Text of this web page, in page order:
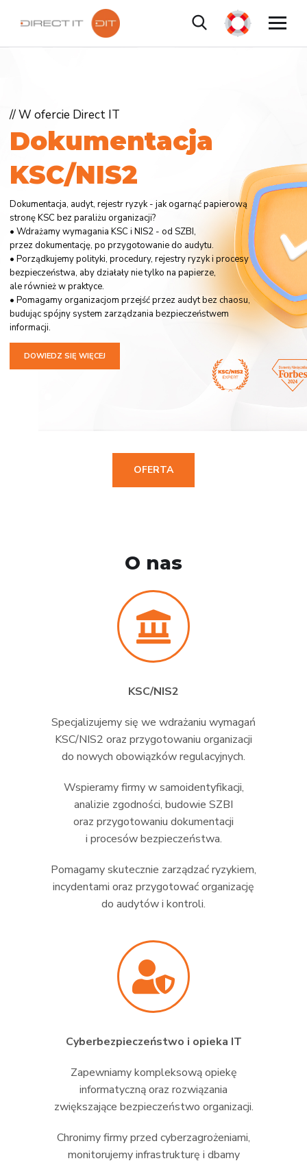
Dokumentacja
KSC/NIS2
Dokumentacja, audyt, rejestr ryzyk - jak ogarnąć papierową
stronę KSC bez paraliżu organizacji?
• Wdrażamy wymagania KSC i NIS2 - od SZBI,
przez dokumentację, po przygotowanie do audytu.
• Porządkujemy polityki, procedury, rejestry ryzyk i procesy
bezpieczeństwa, aby działały nie tylko na papierze,
ale również w praktyce.
• Pomagamy organizacjom przejść przez audyt bez chaosu,
budując spójny system zarządzania bezpieczeństwem
informacji.
// W ofercie Direct IT
DOWIEDZ SIĘ WIĘCEJ
OFERTA
O nas
KSC/NIS2
Specjalizujemy się we wdrażaniu wymagań
KSC/NIS2 oraz przygotowaniu organizacji
do nowych obowiązków regulacyjnych.
Wspieramy firmy w samoidentyfikacji,
analizie zgodności, budowie SZBI
oraz przygotowaniu dokumentacji
i procesów bezpieczeństwa.
Pomagamy skutecznie zarządzać ryzykiem,
incydentami oraz przygotować organizację
do audytów i kontroli.
Cyberbezpieczeństwo i opieka IT
Zapewniamy kompleksową opiekę
informatyczną oraz rozwiązania
zwiększające bezpieczeństwo organizacji.
Chronimy firmy przed cyberzagrożeniami,
monitorujemy infrastrukturę i dbamy